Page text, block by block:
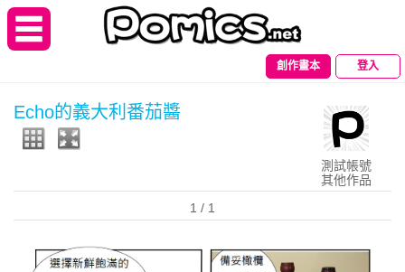
創作畫本 登入
Echo的義大利番茄醬
測試帳號
其他作品
1 / 1